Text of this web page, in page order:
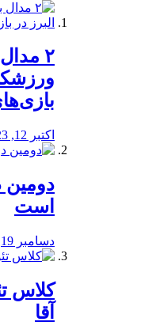
اکتبر 12, 2023
دومین
است
دسامبر 19, 2019
آقا